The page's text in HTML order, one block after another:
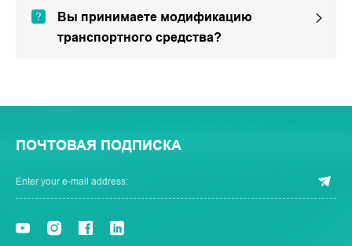
Вы принимаете модификацию
транспортного средства?
ПОЧТОВАЯ ПОДПИСКА